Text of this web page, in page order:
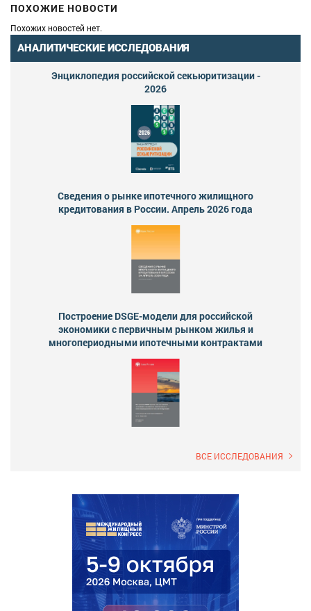
ПОХОЖИЕ НОВОСТИ
Похожих новостей нет.
АНАЛИТИЧЕСКИЕ ИССЛЕДОВАНИЯ
Энциклопедия российской секьюритизации -
2026
Сведения о рынке ипотечного жилищного
кредитования в России. Апрель 2026 года
Построение DSGE-модели для российской
экономики с первичным рынком жилья и
многопериодными ипотечными контрактами
ВСЕ ИССЛЕДОВАНИЯ